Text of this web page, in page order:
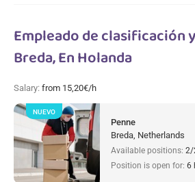
Empleado de clasificación
Breda, En Holanda
Salary: from 15,20€/h
Penne
Breda, Netherlands
Available positions: 2/
Position is open for: 6
NUEVO